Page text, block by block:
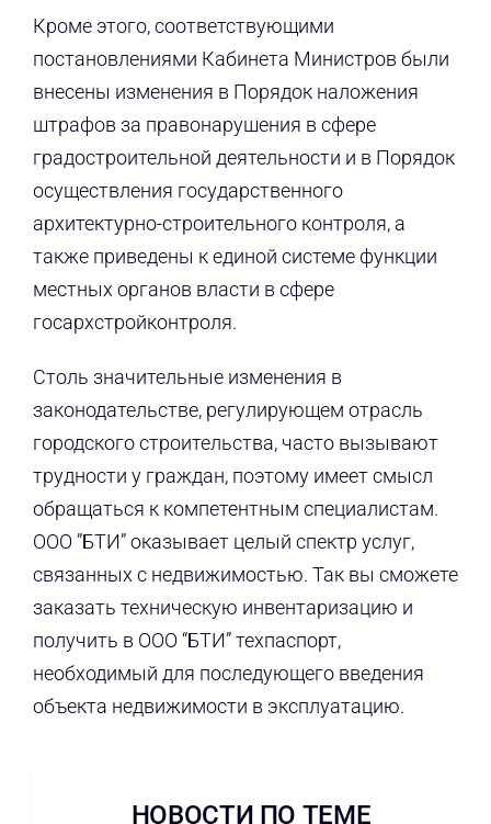
Кроме этого, соответствующими
постановлениями Кабинета Министров были
внесены изменения в Порядок наложения
штрафов за правонарушения в сфере
градостроительной деятельности и в Порядок
осуществления государственного
архитектурно-строительного контроля, а
также приведены к единой системе функции
местных органов власти в сфере
госархстройконтроля.
Столь значительные изменения в
законодательстве, регулирующем отрасль
городского строительства, часто вызывают
трудности у граждан, поэтому имеет смысл
обращаться к компетентным специалистам.
ООО ”БТИ” оказывает целый спектр услуг,
связанных с недвижимостью. Так вы сможете
заказать техническую инвентаризацию и
получить в ООО “БТИ” техпаспорт,
необходимый для последующего введения
объекта недвижимости в эксплуатацию.
НОВОСТИ ПО ТЕМЕ